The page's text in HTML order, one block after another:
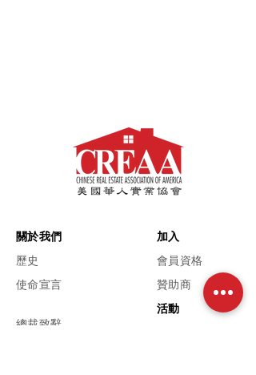
關於我們
歷史
使命宣言
總裁致辭
加入
會員資格
贊助商
活動